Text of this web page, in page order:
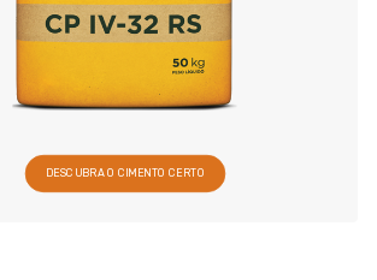
DESCUBRA O CIMENTO CERTO